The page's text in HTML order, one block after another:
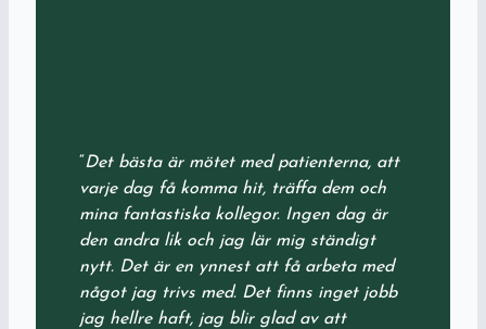
“Det bästa är mötet med patienterna, att
varje dag få komma hit, träffa dem och
mina fantastiska kollegor. Ingen dag är
den andra lik och jag lär mig ständigt
nytt. Det är en ynnest att få arbeta med
något jag trivs med. Det finns inget jobb
jag hellre haft, jag blir glad av att